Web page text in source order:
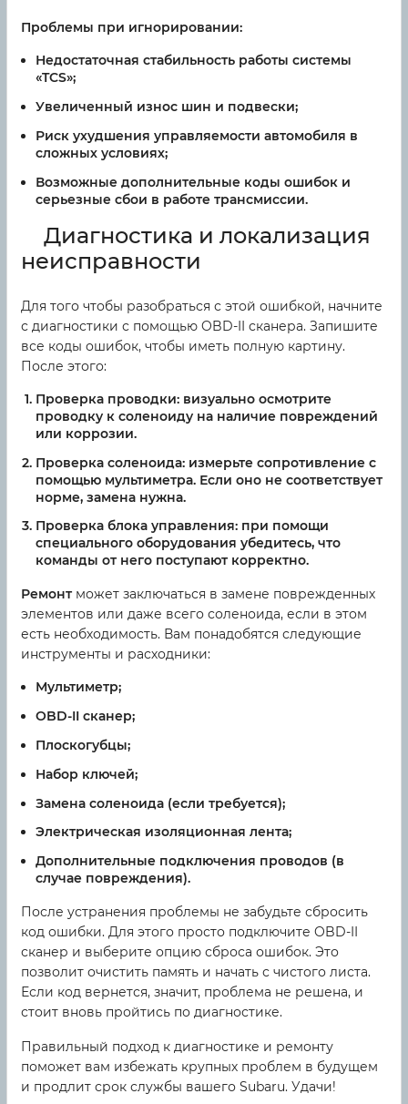
Проблемы при игнорировании:
Недостаточная стабильность работы системы
«TCS»;
Увеличенный износ шин и подвески;
Риск ухудшения управляемости автомобиля в
сложных условиях;
Возможные дополнительные коды ошибок и
серьезные сбои в работе трансмиссии.
Диагностика и локализация
неисправности
Для того чтобы разобраться с этой ошибкой, начните
с диагностики с помощью OBD-II сканера. Запишите
все коды ошибок, чтобы иметь полную картину.
После этого:
Проверка проводки: визуально осмотрите
проводку к соленоиду на наличие повреждений
или коррозии.
Проверка соленоида: измерьте сопротивление с
помощью мультиметра. Если оно не соответствует
норме, замена нужна.
Проверка блока управления: при помощи
специального оборудования убедитесь, что
команды от него поступают корректно.
Ремонт может заключаться в замене поврежденных
элементов или даже всего соленоида, если в этом
есть необходимость. Вам понадобятся следующие
инструменты и расходники:
Мультиметр;
OBD-II сканер;
Плоскогубцы;
Набор ключей;
Замена соленоида (если требуется);
Электрическая изоляционная лента;
Дополнительные подключения проводов (в
случае повреждения).
После устранения проблемы не забудьте сбросить
код ошибки. Для этого просто подключите OBD-II
сканер и выберите опцию сброса ошибок. Это
позволит очистить память и начать с чистого листа.
Если код вернется, значит, проблема не решена, и
стоит вновь пройтись по диагностике.
Правильный подход к диагностике и ремонту
поможет вам избежать крупных проблем в будущем
и продлит срок службы вашего Subaru. Удачи!